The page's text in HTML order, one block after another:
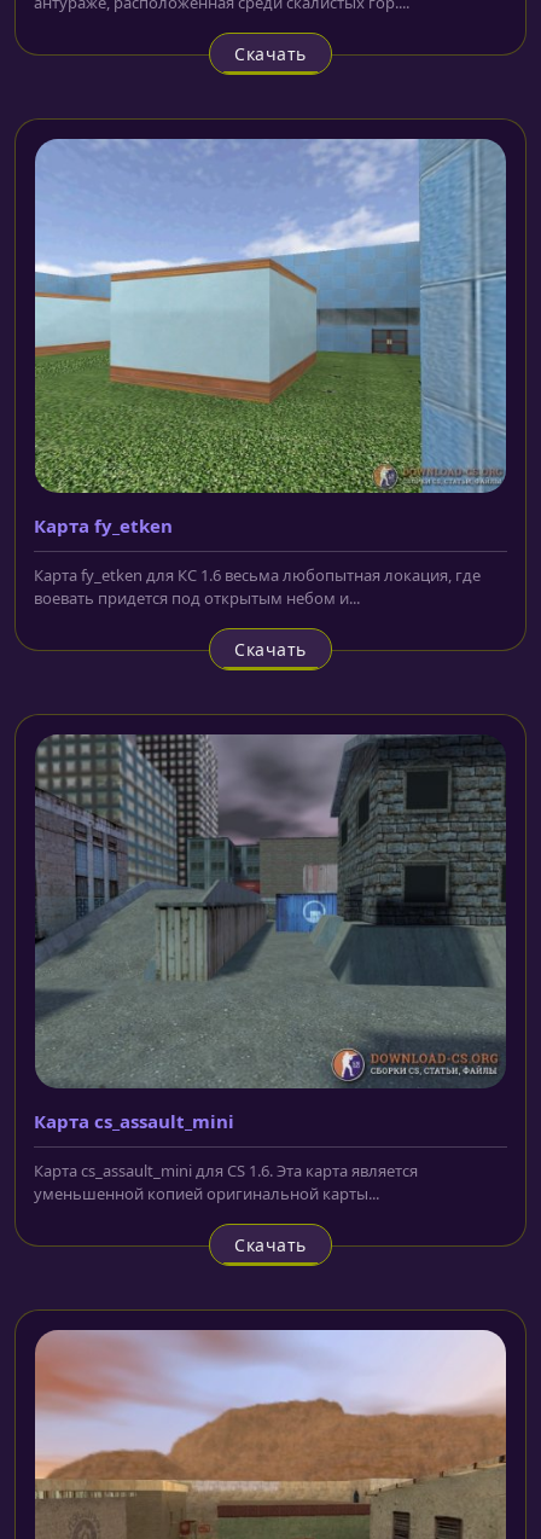
Скачать
Карта fy_etken
Карта fy_etken для КС 1.6 весьма любопытная локация, где
воевать придется под открытым небом и...
Скачать
Карта cs_assault_mini
Карта cs_assault_mini для CS 1.6. Эта карта является
уменьшенной копией оригинальной карты...
Скачать